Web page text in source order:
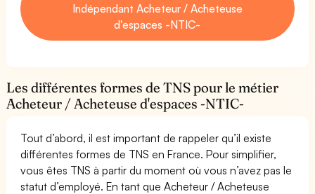
Indépendant Acheteur / Acheteuse
d'espaces -NTIC-
Les différentes formes de TNS pour le métier
Acheteur / Acheteuse d'espaces -NTIC-
Tout d’abord, il est important de rappeler qu’il existe
différentes formes de TNS en France. Pour simplifier,
vous êtes TNS à partir du moment où vous n’avez pas le
statut d’employé. En tant que Acheteur / Acheteuse